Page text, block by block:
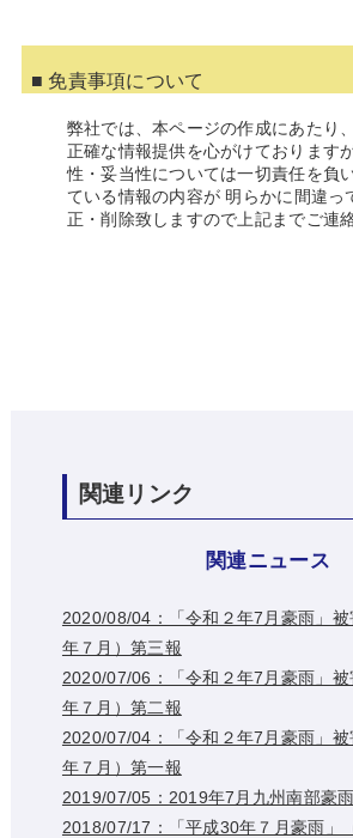
■ 免責事項について
弊社では、本ページの作成にあたり
正確な情報提供を心がけております
性・妥当性については一切責任を負
ている情報の内容が 明らかに間違っ
正・削除致しますので上記までご連
関連リンク
関連ニュース
2020/08/04：「令和２年7月豪雨」
年７月）第三報
2020/07/06：「令和２年7月豪雨」
年７月）第二報
2020/07/04：「令和２年7月豪雨」
年７月）第一報
2019/07/05：2019年7月九州南部豪
2018/07/17：「平成30年７月豪雨」